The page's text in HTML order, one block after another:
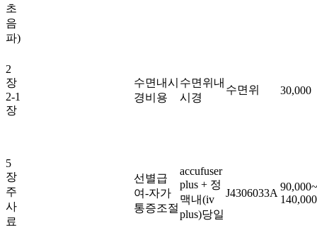
초
음
파)
2
장
2-1
장
수면내시
경비용
수면위내
시경
수면위 30,000
5
장
주
사
료
선별급
여-자가
통증조절
accufuser
plus + 정
맥내(iv
plus)당일
J4306033A
90,000~
140,000